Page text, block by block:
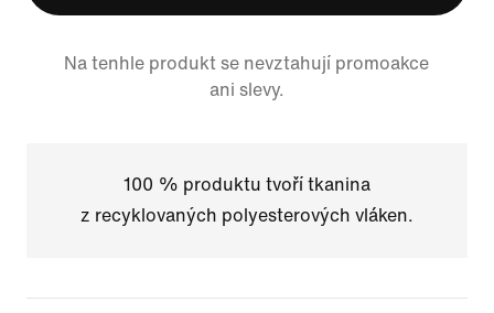
Na tenhle produkt se nevztahují promoakce
ani slevy.
100 % produktu tvoří tkanina
z recyklovaných polyesterových vláken.